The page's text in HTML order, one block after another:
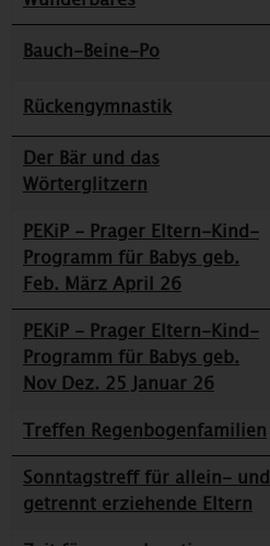
Bauch-Beine-Po
Rückengymnastik
Der Bär und das
Wörterglitzern
PEKiP - Prager Eltern-Kind-
Programm für Babys geb.
Feb. März April 26
PEKiP - Prager Eltern-Kind-
Programm für Babys geb.
Nov Dez. 25 Januar 26
Treffen Regenbogenfamilien
Sonntagstreff für allein- und
getrennt erziehende Eltern